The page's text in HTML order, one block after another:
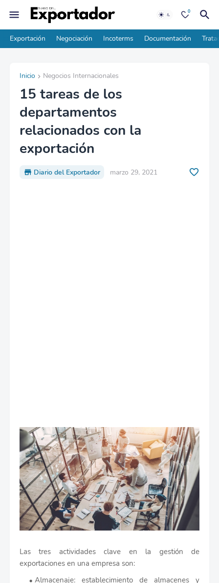
0
Exportación Negociación Incoterms Documentación
Inicio Negocios Internacionales
15 tareas de los
departamentos
relacionados con la
exportación
Diario del Exportador marzo 29, 2021
Las tres actividades clave en la gestión de
exportaciones en una empresa son:
Almacenaje: establecimiento de almacenes y